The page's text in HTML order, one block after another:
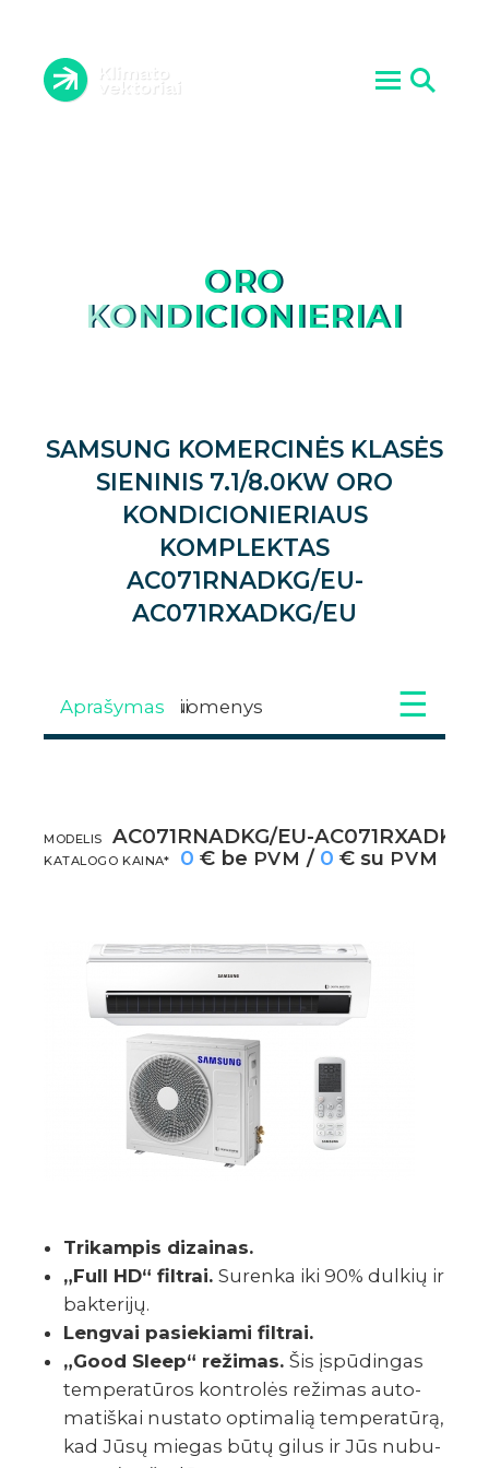
ORO
KONDICIONIERIAI
SAMSUNG KOMERCINĖS KLASĖS
SIENINIS 7.1/8.0KW ORO
KONDICIONIERIAUS
KOMPLEKTAS
AC071RNADKG/EU-
AC071RXADKG/EU
Aprašymas
Techniniai duomenys
Galimi priedai
Atsisiuntimai
Galerija
APRAŠYMAS
MODELIS AC071RNADKG/EU-AC071RXADKG/
KATALOGO KAINA* 0 € be PVM / 0 € su PVM
Trika­m­pis dizai­nas.
„Full HD“ filt­rai.Surenka iki 90% dulkių ir
bakte­­rijų.
Leng­vai pasie­­kiami filt­rai.
„Good Sleep“ reži­­mas.Šis įspū­di­n­gas
tempe­ra­tū­­ros kont­ro­­lės reži­­mas auto­­
ma­ti­š­kai nustato opti­ma­lią tempe­ra­tūrą,
kad Jūsų miegas būtų gilus ir Jūs nubu­